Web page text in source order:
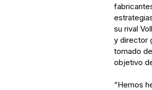
su rival
y director
tomado
objetivo
“Hemos